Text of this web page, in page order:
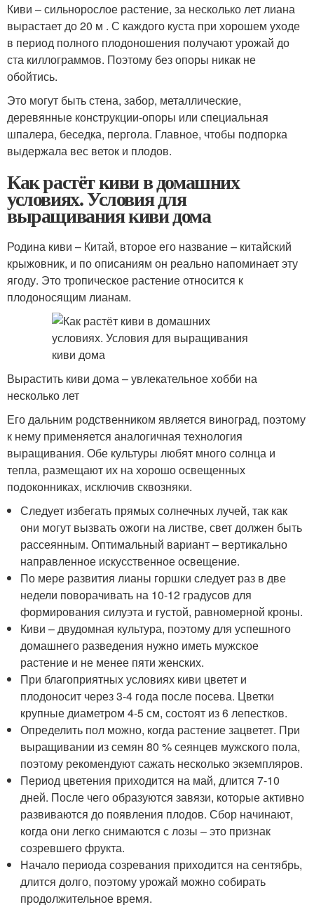
Киви – сильнорослое растение, за несколько лет лиана
вырастает до 20 м . С каждого куста при хорошем уходе
в период полного плодоношения получают урожай до
ста киллограммов. Поэтому без опоры никак не
обойтись.
Это могут быть стена, забор, металлические,
деревянные конструкции-опоры или специальная
шпалера, беседка, пергола. Главное, чтобы подпорка
выдержала вес веток и плодов.
Как растёт киви в домашних
условиях. Условия для
выращивания киви дома
Родина киви – Китай, второе его название – китайский
крыжовник, и по описаниям он реально напоминает эту
ягоду. Это тропическое растение относится к
плодоносящим лианам.
Вырастить киви дома – увлекательное хобби на
несколько лет
Его дальним родственником является виноград, поэтому
к нему применяется аналогичная технология
выращивания. Обе культуры любят много солнца и
тепла, размещают их на хорошо освещенных
подоконниках, исключив сквозняки.
Следует избегать прямых солнечных лучей, так как
они могут вызвать ожоги на листве, свет должен быть
рассеянным. Оптимальный вариант – вертикально
направленное искусственное освещение.
По мере развития лианы горшки следует раз в две
недели поворачивать на 10-12 градусов для
формирования силуэта и густой, равномерной кроны.
Киви – двудомная культура, поэтому для успешного
домашнего разведения нужно иметь мужское
растение и не менее пяти женских.
При благоприятных условиях киви цветет и
плодоносит через 3-4 года после посева. Цветки
крупные диаметром 4-5 см, состоят из 6 лепестков.
Определить пол можно, когда растение зацветет. При
выращивании из семян 80 % сеянцев мужского пола,
поэтому рекомендуют сажать несколько экземпляров.
Период цветения приходится на май, длится 7-10
дней. После чего образуются завязи, которые активно
развиваются до появления плодов. Сбор начинают,
когда они легко снимаются с лозы – это признак
созревшего фрукта.
Начало периода созревания приходится на сентябрь,
длится долго, поэтому урожай можно собирать
продолжительное время.